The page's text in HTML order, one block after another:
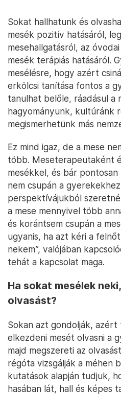
Sokat hallhatunk és
mesék pozitív hatásáról,
mesehallgatásról, az
mesék terápiás hatásáról.
mesélésre, hogy azért
erkölcsi tanítása fontos a
tanulhat belőle, ráadásul a
hagyományunk, kultúránk
megismerhetünk más
Ez mind igaz, de a mese
több. Meseterapeutaként
mesékkel, és bár
nem csupán a
perspektívájukból
a mese mennyivel több
és korántsem csupán a
ugyanis, ha azt kéri a
nekem”, valójában
tehát a kapcsolat maga.
Ha sokat mesélek
olvasást?
Sokan azt gondolják,
elkezdeni mesét olvasni a
majd megszereti az
régóta vizsgálják a méhen
kutatások alapján tudjuk,
hasában lát, hall és képes